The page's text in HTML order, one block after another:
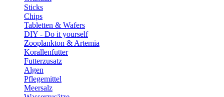
Sticks
Chips
Tabletten & Wafers
DIY - Do it yourself
Zooplankton & Artemia
Korallenfutter
Futterzusatz
Algen
Pflegemittel
Meersalz